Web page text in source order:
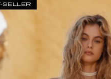
SELLER